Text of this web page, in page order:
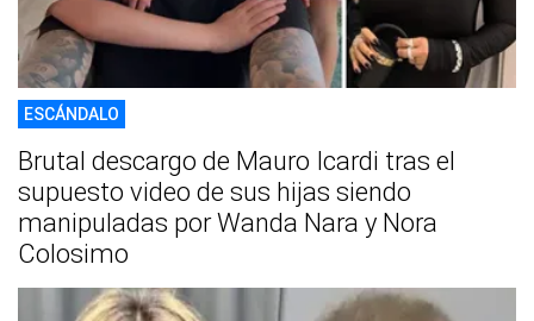
ESCÁNDALO
Brutal descargo de Mauro Icardi tras el
supuesto video de sus hijas siendo
manipuladas por Wanda Nara y Nora
Colosimo